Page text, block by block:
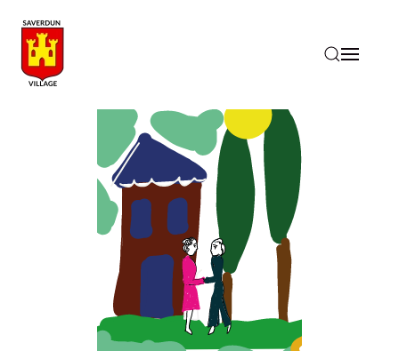
Accéder au contenu principal